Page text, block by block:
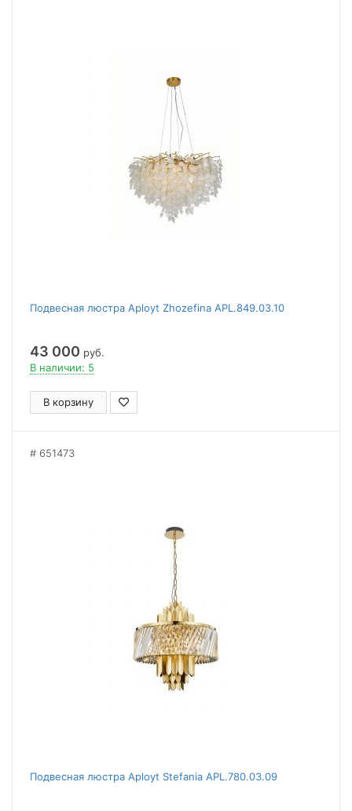
Подвесная люстра Aployt Zhozefina APL.849.03.10
43 000 руб.
В наличии: 5
В корзину
651473
Подвесная люстра Aployt Stefania APL.780.03.09